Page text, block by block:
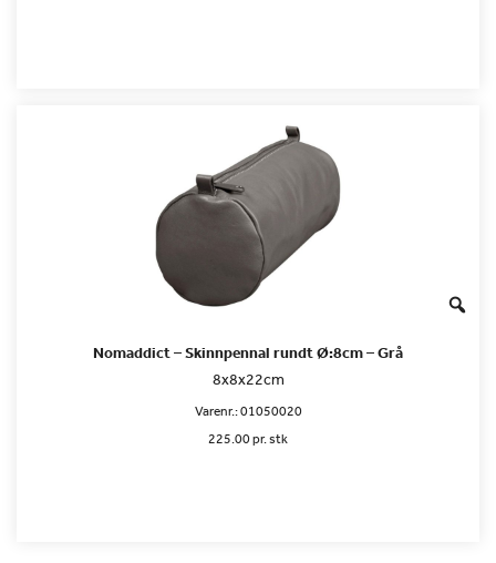
Nomaddict – Skinnpennal rundt Ø:8cm – Grå
8x8x22cm
Varenr.:01050020
225.00 pr. stk